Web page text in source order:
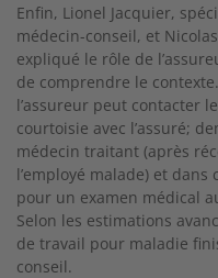
Enfin, Lionel Jacquier,
médecin-conseil, et
expliqué le rôle de
de comprendre le
l’assureur peut contacter
courtoisie avec l’assuré;
médecin traitant (après
l’employé malade) et dans
pour un examen médical
Selon les estimations
de travail pour maladie
conseil.